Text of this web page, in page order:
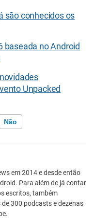
são conhecidos os
baseada no Android
Unpacked
Não
que procuro
em 2014 e desde então
Para além de já contar
escritos, também
300 podcasts e dezenas